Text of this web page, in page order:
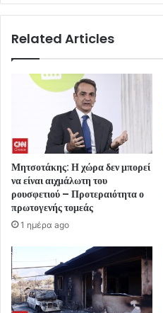
Related Articles
Μητσοτάκης: Η χώρα δεν μπορεί
να είναι αιχμάλωτη του
ρουσφετιού – Προτεραιότητα ο
πρωτογενής τομεάς
1 ημέρα ago